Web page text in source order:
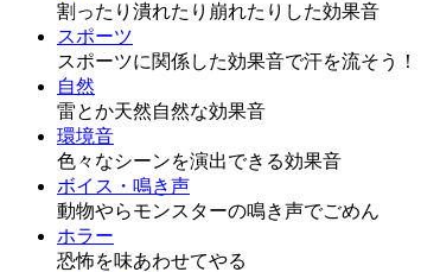
割ったり潰れたり崩れたりした効果音
スポーツ
スポーツに関係した効果音で汗を流そう！
自然
雷とか天然自然な効果音
環境音
色々なシーンを演出できる効果音
ボイス・鳴き声
動物やらモンスターの鳴き声でごめん
ホラー
恐怖を味あわせてやる